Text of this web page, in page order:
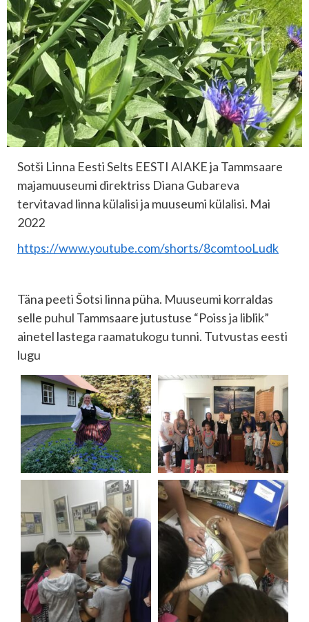
Sotši Linna Eesti Selts EESTI AIAKE ja Tammsaare
majamuuseumi direktriss Diana Gubareva
tervitavad linna külalisi ja muuseumi külalisi. Mai
2022
https://www.youtube.com/shorts/8comtooLudk
Täna peeti Šotsi linna püha. Muuseumi korraldas
selle puhul Tammsaare jutustuse “Poiss ja liblik”
ainetel lastega raamatukogu tunni. Tutvustas eesti
lugu